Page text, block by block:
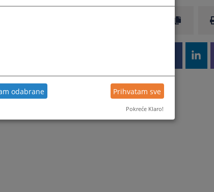
odabrane Prihvatam sve
Pokreće Klaro!